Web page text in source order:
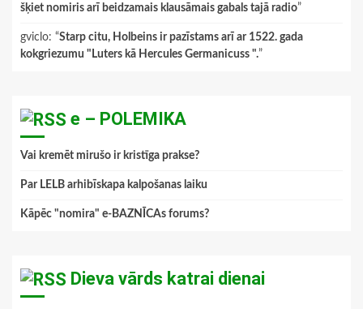
šķiet nomiris arī beidzamais klausāmais gabals tajā radio”
gviclo: “Starp citu, Holbeins ir pazīstams arī ar 1522. gada
kokgriezumu "Luters kā Hercules Germanicuss ".”
e – POLEMIKA
Vai kremēt mirušo ir kristīga prakse?
Par LELB arhibīskapa kalpošanas laiku
Kāpēc "nomira" e-BAZNĪCAs forums?
Dieva vārds katrai dienai